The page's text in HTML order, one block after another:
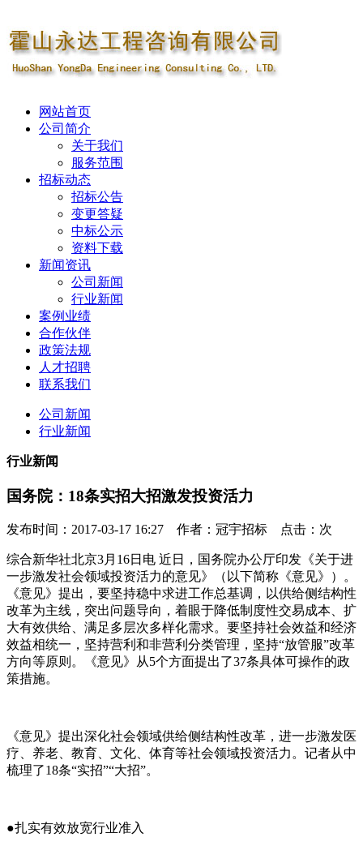
网站首页
公司简介
关于我们
服务范围
招标动态
招标公告
变更答疑
中标公示
资料下载
新闻资讯
公司新闻
行业新闻
案例业绩
合作伙伴
政策法规
人才招聘
联系我们
公司新闻
行业新闻
行业新闻
国务院：18条实招大招激发投资活力
发布时间：2017-03-17 16:27 作者：冠宇招标 点击： 次
综合新华社北京3月16日电 近日，国务院办公厅印发《关于进
一步激发社会领域投资活力的意见》（以下简称《意见》）。
《意见》提出，要坚持稳中求进工作总基调，以供给侧结构性
改革为主线，突出问题导向，着眼于降低制度性交易成本、扩
大有效供给、满足多层次多样化需求。要坚持社会效益和经济
效益相统一，坚持营利和非营利分类管理，坚持“放管服”改革
方向等原则。《意见》从5个方面提出了37条具体可操作的政
策措施。
《意见》提出深化社会领域供给侧结构性改革，进一步激发医
疗、养老、教育、文化、体育等社会领域投资活力。记者从中
梳理了18条“实招”“大招”。
●扎实有效放宽行业准入